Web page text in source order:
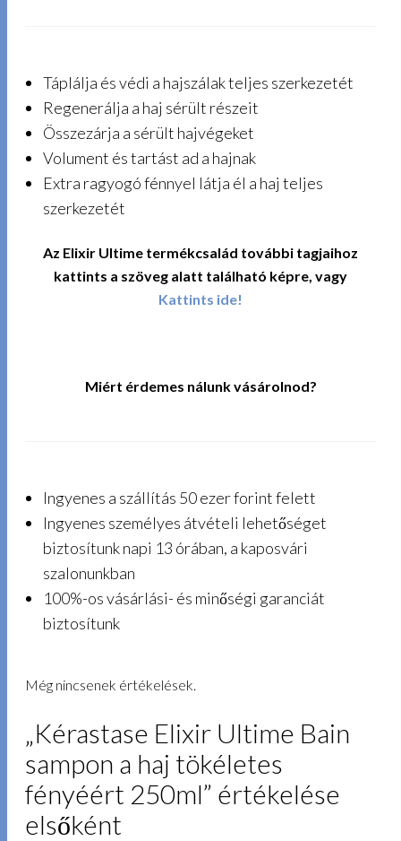
Táplálja és védi a hajszálak teljes szerkezetét
Regenerálja a haj sérült részeit
Összezárja a sérült hajvégeket
Volument és tartást ad a hajnak
Extra ragyogó fénnyel látja él a haj teljes
szerkezetét
Az Elixir Ultime termékcsalád további tagjaihoz
kattints a szöveg alatt található képre, vagy
Kattints ide!
Miért érdemes nálunk vásárolnod?
Ingyenes a szállítás 50 ezer forint felett
Ingyenes személyes átvételi lehetőséget
biztosítunk napi 13 órában, a kaposvári
szalonunkban
100%-os vásárlási- és minőségi garanciát
biztosítunk
Még nincsenek értékelések.
„Kérastase Elixir Ultime Bain
sampon a haj tökéletes
fényéért 250ml” értékelése
elsőként